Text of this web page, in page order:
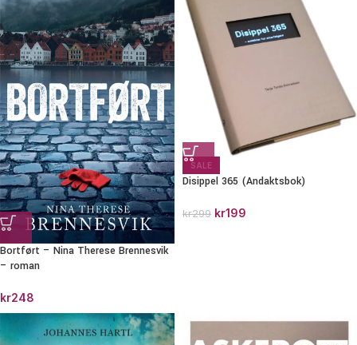
Bortført – Nina Therese Brennesvik
– roman
kr248
SALE
Disippel 365 (Andaktsbok)
kr299 kr199